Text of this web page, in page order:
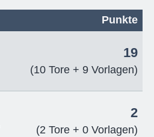
Punkte
19
(10 Tore + 9 Vorlagen)
2
(2 Tore + 0 Vorlagen)